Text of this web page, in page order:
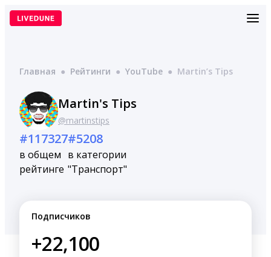
Перейти
Главная ● Рейтинги ● YouTube ● Martin’s Tips
Martin's Tips
@martinstips
#117327
в общем
рейтинге
#5208
в категории
"Транспорт"
Подписчиков
+22,100